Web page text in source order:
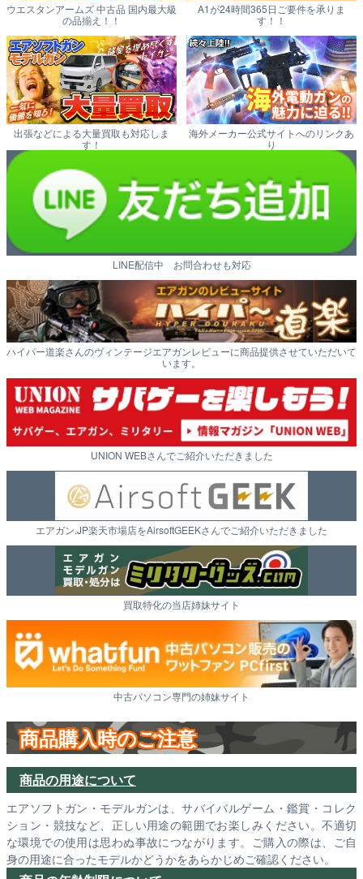
ウエスタンアームズ 中古品 国内最大級
の品揃え！！
A1が24時間365日ご要件を承りま
す！！
出張などによる大量買取も対応しま
す！
海外メーカー公式サイトへのリンクあ
り
LINE配信中 お問合わせも対応
ハイパー道楽さんのヴィンテージエアガンレビューに商品提供させていただいて
います。
UNION WEBさんでご紹介いただきました
エアガン.JP楽天市場店をAirsoftGEEKさんでご紹介いただきました
買取特化の当店姉妹サイト
中古パソコン専門の姉妹サイト
商品購入時のご注意
商品の用途について
エアソフトガン・モデルガンは、サバイバルゲーム・鑑賞・コレク
ション・競技など、正しい用途の範囲でお楽しみください。不適切
な環境での使用は思わぬ事故につながります。ご購入の際は、ご自
身の用途に合ったモデルかどうかをあらかじめご確認ください。